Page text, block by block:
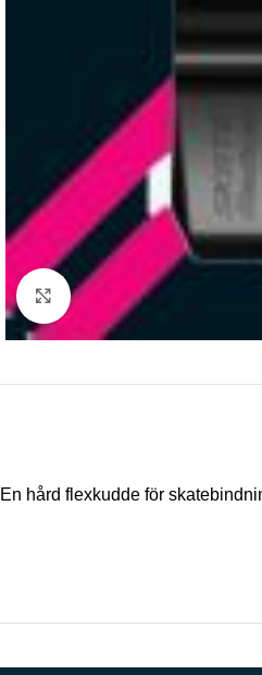
Click to enlarge
En hård flexkudde för